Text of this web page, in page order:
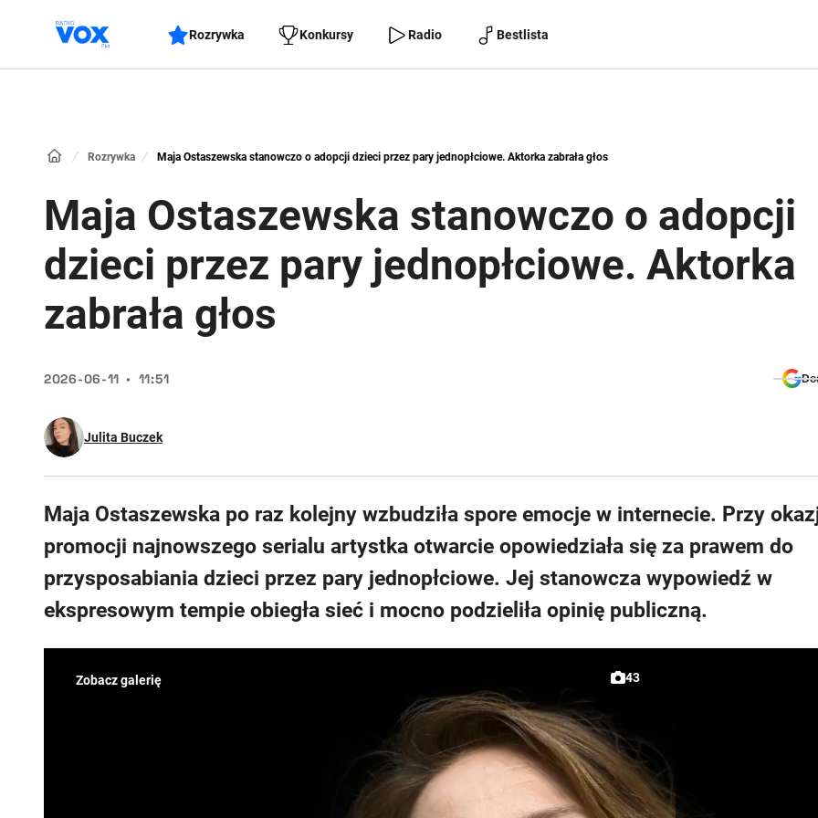
Rozrywka Konkursy Radio Bestlista
Rozrywka Maja Ostaszewska stanowczo o adopcji dzieci przez pary jednopłciowe. Aktorka zabrała głos
Maja Ostaszewska stanowczo o adopcji
dzieci przez pary jednopłciowe. Aktorka
zabrała głos
Julita Buczek
2026-06-11 11:51
Maja Ostaszewska po raz kolejny wzbudziła spore emocje w internecie. Przy
promocji najnowszego serialu artystka otwarcie opowiedziała się za prawem do
przysposabiania dzieci przez pary jednopłciowe. Jej stanowcza wypowiedź w
ekspresowym tempie obiegła sieć i mocno podzieliła opinię publiczną.
43